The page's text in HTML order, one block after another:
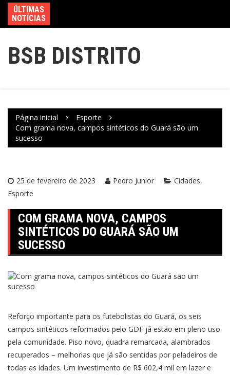
ÚLTIMAS
NOTÍCIAS
BSB DISTRITO
Página inicial
Esporte
Com grama nova, campos sintéticos do Guará são um
sucesso
25 de fevereiro de 2023 Pedro Junior
Cidades
Esporte
COM GRAMA NOVA, CAMPOS
SINTÉTICOS DO GUARÁ SÃO UM
SUCESSO
Reforço importante para os futebolistas do Guará, os seis
campos sintéticos reformados pelo GDF já estão em pleno uso
pela comunidade. Piso novo, quadra remarcada, alambrados
recuperados – melhorias que já são sentidas por peladeiros de
todas as idades. Um investimento de R$ 602,4 mil em lazer e